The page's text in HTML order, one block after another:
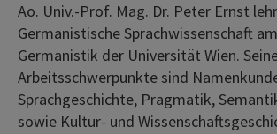
Ao. Univ.-Prof. Mag. Dr. Peter Ernst
Germanistische Sprachwissenschaft
Germanistik der Universität Wien.
Arbeitsschwerpunkte sind
Sprachgeschichte, Pragmatik,
sowie Kultur- und